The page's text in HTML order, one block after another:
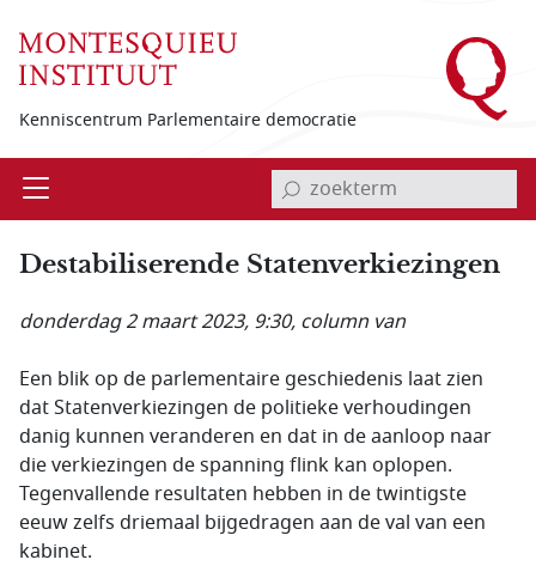
Kenniscentrum Parlementaire democratie
Open invoerveld zoekterm
Destabiliserende Statenverkiezingen
donderdag 2 maart 2023, 9:30, column van
Een blik op de parlementaire geschiedenis laat zien
dat Statenverkiezingen de politieke verhoudingen
danig kunnen veranderen en dat in de aanloop naar
die verkiezingen de spanning flink kan oplopen.
Tegenvallende resultaten hebben in de twintigste
eeuw zelfs driemaal bijgedragen aan de val van een
kabinet.